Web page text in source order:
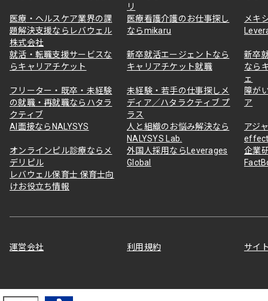
リ
医療・ヘルスケア業界の課
題解決支援ならレバウェル
株式会社
医療看護介護のお仕事探し
ならmikaru
メキ
就活・転職支援サービスな
らキャリアチケット
新卒就活エージェントなら
キャリアチケット就職
新卒
なら
ェ
フリーター・既卒・未経験
の就職・再就職ならハタラ
クティブ
未経験・若手の仕事探しメ
ディア／ハタラクティブ プ
ラス
障が
ア
AI面接ならNALYSYS
人と組織のお悩み解決なら
NALYSYS Lab.
アジ
オンラインピル診療ならメ
デリピル
外国人採用ならLeverages
Global
企業
レバウェル保育士 保育士向
けお役立ち情報
運営会社 利用規約 サイ